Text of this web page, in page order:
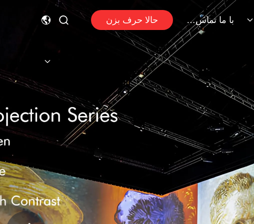
با ما تماس بگیرید حالا حرف بزن